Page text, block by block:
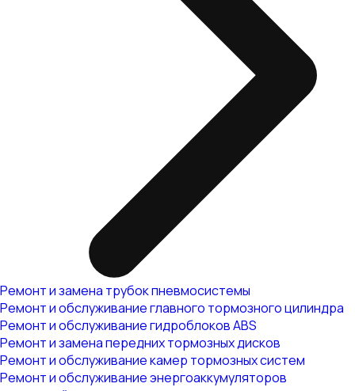
Ремонт и замена трубок пневмосистемы
Ремонт и обслуживание главного тормозного цилиндра
Ремонт и обслуживание гидроблоков ABS
Ремонт и замена передних тормозных дисков
Ремонт и обслуживание камер тормозных систем
Ремонт и обслуживание энергоаккумуляторов